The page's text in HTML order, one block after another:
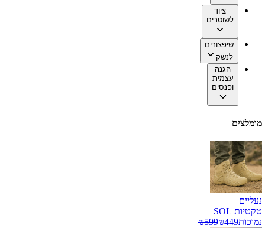
ציוד
לשוטרים
שיפצורים
לנשק
הגנה
עצמית
ופנסים
מומלצים
נעליים
טקטיות SOL
נמוכות
₪449
₪599